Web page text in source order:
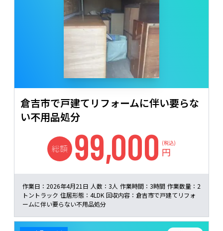
倉吉市で戸建てリフォームに伴い要らな
い不用品処分
総額 99,000 (税込)
円
作業日： 2026年4月21日 人数： 3人 作業時間： 3時間 作業数量： 2
トントラック 住居形態： 4LDK 回収内容： 倉吉市で戸建てリフォ
ームに伴い要らない不用品処分